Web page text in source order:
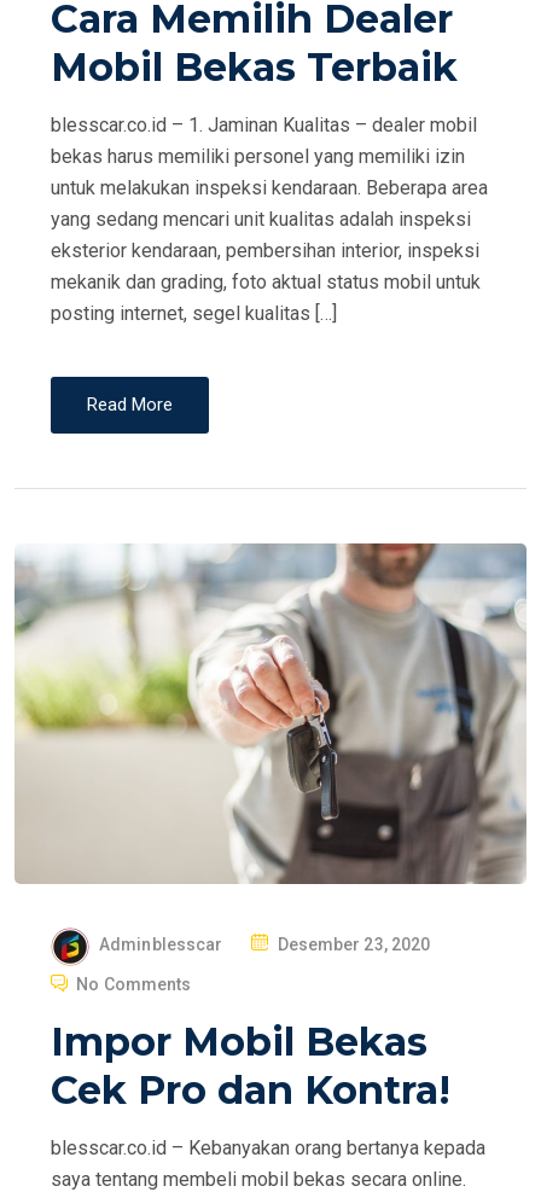
T
D
N
Cara Memilih Dealer
Mobil Bekas Terbaik
blesscar.co.id – 1. Jaminan Kualitas – dealer mobil
bekas harus memiliki personel yang memiliki izin
untuk melakukan inspeksi kendaraan. Beberapa area
yang sedang mencari unit kualitas adalah inspeksi
eksterior kendaraan, pembersihan interior, inspeksi
mekanik dan grading, foto aktual status mobil untuk
posting internet, segel kualitas […]
Read More
Adminblesscar
P
T
D
N
Desember 23, 2020
No Comments
Impor Mobil Bekas
Cek Pro dan Kontra!
blesscar.co.id – Kebanyakan orang bertanya kepada
saya tentang membeli mobil bekas secara online.